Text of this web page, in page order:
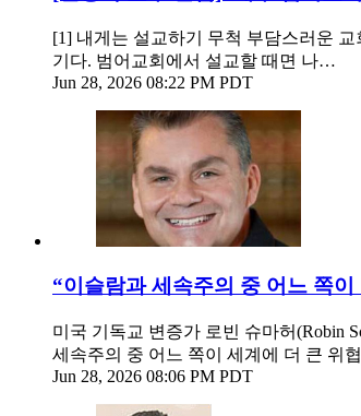
[1] 내게는 설교하기 무척 부담스러운
기다. 범어교회에서 설교할 때면 나…
Jun 28, 2026 08:22 PM PDT
“이슬람과 세속주의 중 어느 쪽이
미국 기독교 변증가 로빈 슈마허(Robin
세속주의 중 어느 쪽이 세계에 더 큰 위
Jun 28, 2026 08:06 PM PDT